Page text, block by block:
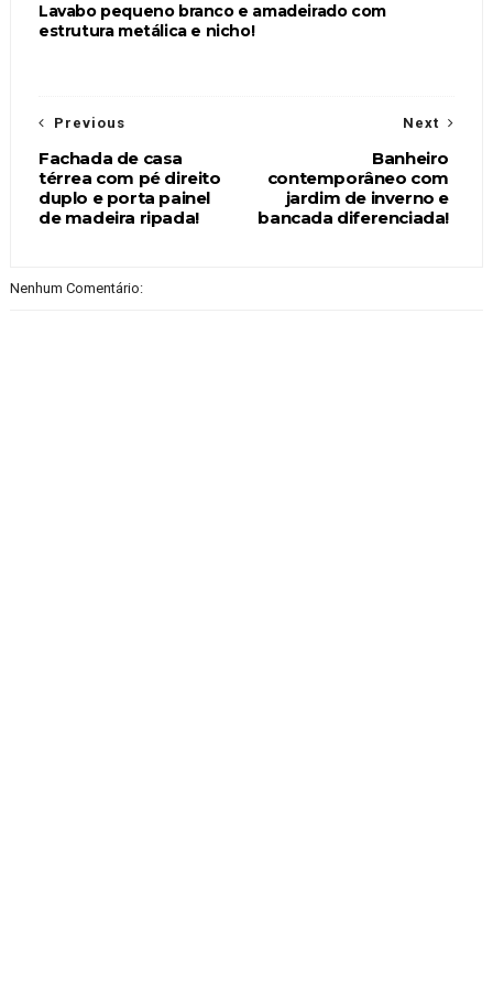
Lavabo pequeno branco e amadeirado com
estrutura metálica e nicho!
Next
Banheiro
contemporâneo com
jardim de inverno e
bancada diferenciada!
Previous
Fachada de casa
térrea com pé direito
duplo e porta painel
de madeira ripada!
Nenhum Comentário: